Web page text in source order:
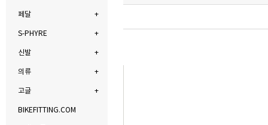
페달
S-PHYRE
신발
의류
고글
BIKEFITTING.COM